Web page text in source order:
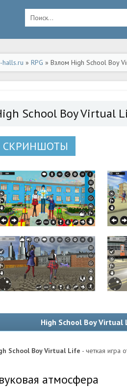
halls.ru » RPG » Взлом High School Boy
School Boy Virtual
СКРИНШОТЫ
High School Boy Virtual
School Boy Virtual Life - четкая игра
атмосфера